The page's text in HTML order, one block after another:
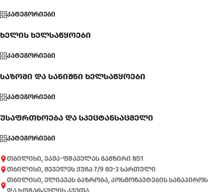
კატეგორიები
ხელის ხელსაწყოები
კატეგორიები
საზომი და სანიშნი ხელსაწყოები
კატეგორიები
უსაფრთხოება და სპეცტანსაცმელი
კატეგორიები
თბილისი, ვაჟა-ფშაველას გამზირი N51
თბილისი, მეველეს ქუჩა 7/9 მე-3 სართული
თბილისი, ელიავას ბაზრობა, კოსმონავტების სანაპიროს